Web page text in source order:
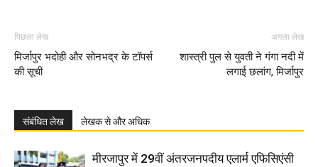
पिछला लेख
मिर्जापुर भदोही और सोनभद्र के टॉपर्स
की सूची
अगला लेख
शास्त्री पुल से युवती ने गंगा नदी में
लगाई छलांग, मिर्जापुर
संबंधित लेख लेखक से और अधिक
मीरजापुर में 29वीं अंतरजनपदीय एलार्म एफिसिएंसी